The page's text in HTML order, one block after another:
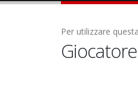
Per utilizzare